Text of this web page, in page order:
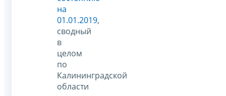
на
01.01.2019,
сводный
в
целом
по
Калининградской
области